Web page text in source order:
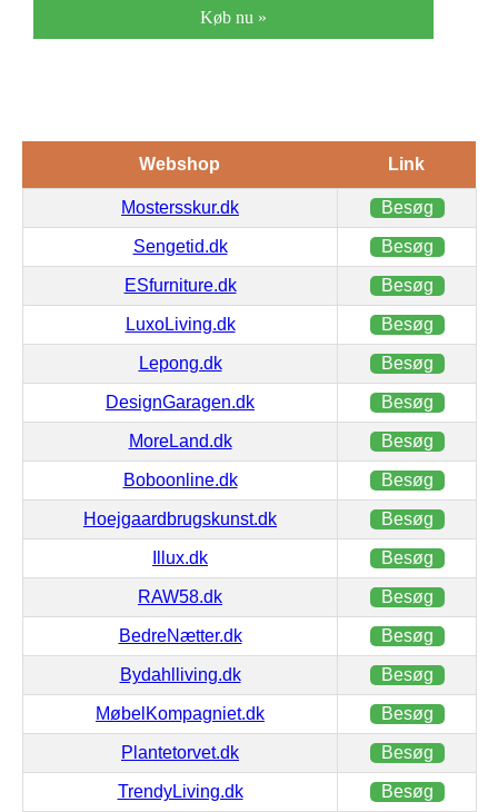
Køb nu »
Webshop Link
Mostersskur.dk Besøg
Sengetid.dk Besøg
ESfurniture.dk Besøg
LuxoLiving.dk Besøg
Lepong.dk Besøg
DesignGaragen.dk Besøg
MoreLand.dk Besøg
Boboonline.dk Besøg
Hoejgaardbrugskunst.dk Besøg
Illux.dk Besøg
RAW58.dk Besøg
BedreNætter.dk Besøg
Bydahlliving.dk Besøg
MøbelKompagniet.dk Besøg
Plantetorvet.dk Besøg
TrendyLiving.dk Besøg